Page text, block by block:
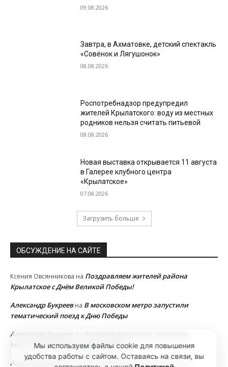
09.08.2026
Завтра, в Ахматовке, детский спектакль
«Совёнок и Лягушонок»
08.08.2026
Роспотребнадзор предупредил
жителей Крылатского: воду из местных
родников нельзя считать питьевой
08.08.2026
Новая выставка открывается 11 августа
в Галерее клубного центра
«Крылатское»
07.08.2026
Загрузить больше
ОБСУЖДЕНИЕ НА САЙТЕ
Ксения Овсянникова на Поздравляем жителей района
Крылатское с Днём Великой Победы!
Александр Букреевна В московском метро запустили
тематический поезд к Дню Победы
Александр Букреев
тематический поезд к Дню Победы
Александр Букреев на В московском метро запустили
Мы используем файлы cookie для повышения
удобства работы с сайтом. Оставаясь на связи, вы